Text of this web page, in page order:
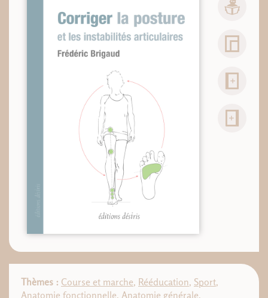
Thèmes : Course et marche, Rééducation, Sport,
Anatomie fonctionnelle, Anatomie générale,